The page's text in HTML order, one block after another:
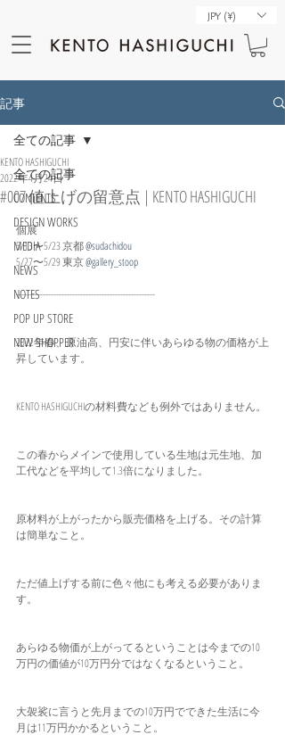
JPY (¥)
記事
全ての記事
CONTENTS
DESIGN WORKS
MEDIA
NEWS
NOTES
POP UP STORE
NEW SHOPPER
全ての記事
#007 値上げの留意点 | KENTO HASHIGUCHI
KENTO HASHIGUCHI
2022年4月24日
個展
5/13〜5/23 京都 @sudachidou
5/27〜5/29 東京 @gallery_stoop
----------------------------------------------------
2022年春、原油高、円安に伴いあらゆる物の価格が上
昇しています。
KENTO HASHIGUCHIの材料費なども例外ではありません。
この春からメインで使用している生地は元生地、加
工代などを平均して1.3倍になりました。
原材料が上がったから販売価格を上げる。その計算
は簡単なこと。
ただ値上げする前に色々他にも考える必要がありま
す。
あらゆる物価が上がってるということは今までの10
万円の価値が10万円分ではなくなるということ。
大袈裟に言うと先月までの10万円でできた生活に今
月は11万円かかるということ。